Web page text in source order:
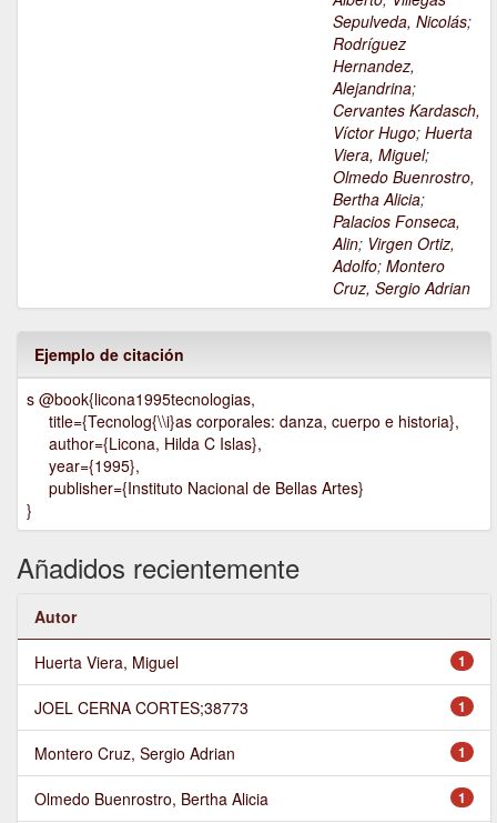
Sepulveda, Nicolás;
Rodríguez
Hernandez,
Alejandrina;
Cervantes Kardasch,
Víctor Hugo; Huerta
Viera, Miguel;
Olmedo Buenrostro,
Bertha Alicia;
Palacios Fonseca,
Alin; Virgen Ortiz,
Adolfo; Montero
Cruz, Sergio Adrian
Ejemplo de citación
s @book{licona1995tecnologias,
title={Tecnolog{\\i}as corporales: danza, cuerpo e historia},
author={Licona, Hilda C Islas},
year={1995},
publisher={Instituto Nacional de Bellas Artes}
}
Añadidos recientemente
Autor
1
Huerta Viera, Miguel
1
JOEL CERNA CORTES;38773
1
Montero Cruz, Sergio Adrian
1
Olmedo Buenrostro, Bertha Alicia